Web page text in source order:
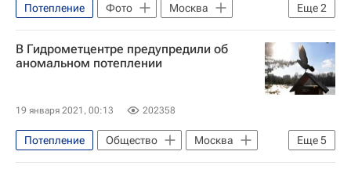
Еще2
Потепление Фото
Москва
Городское хозяйство Москвы
Погода
В Гидрометцентре предупредили об
аномальном потеплении
19 января 2021, 00:13 202358
Еще5
Потепление Общество
Москва
Гидрометцентр
Роман Вильфанд